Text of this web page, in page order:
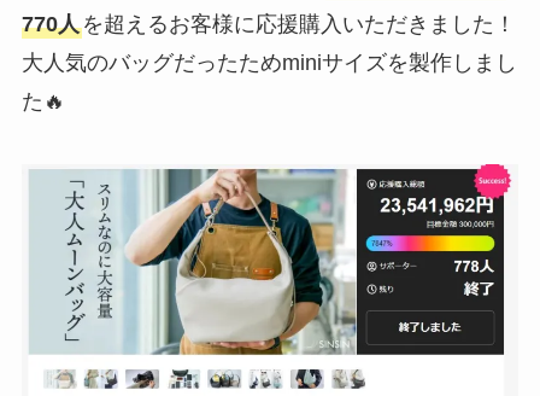
770人を超えるお客様に応援購入いただきました！
大人気のバッグだったためminiサイズを製作しまし
た🔥